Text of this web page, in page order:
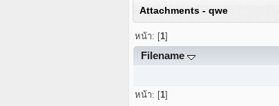
Attachments - qwe
หน้า: [1]
Filename
หน้า: [1]